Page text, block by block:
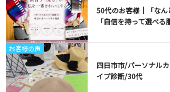
50代のお客様｜「な
「自信を持って選べる
お客様の声
四日市市/パーソナル
イプ診断/30代